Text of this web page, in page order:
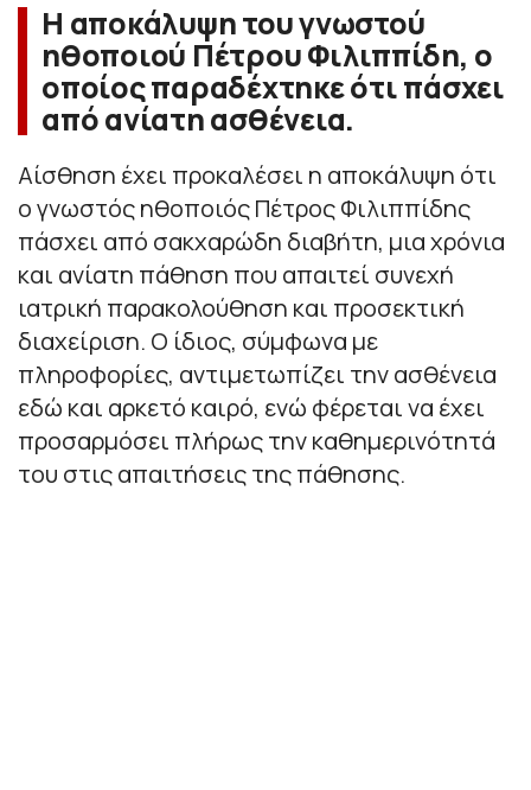
Η αποκάλυψη του γνωστού
ηθοποιού Πέτρου Φιλιππίδη, ο
οποίος παραδέχτηκε ότι πάσχει
από ανίατη ασθένεια.
Αίσθηση έχει προκαλέσει η αποκάλυψη ότι
ο γνωστός ηθοποιός Πέτρος Φιλιππίδης
πάσχει από σακχαρώδη διαβήτη, μια χρόνια
και ανίατη πάθηση που απαιτεί συνεχή
ιατρική παρακολούθηση και προσεκτική
διαχείριση. Ο ίδιος, σύμφωνα με
πληροφορίες, αντιμετωπίζει την ασθένεια
εδώ και αρκετό καιρό, ενώ φέρεται να έχει
προσαρμόσει πλήρως την καθημερινότητά
του στις απαιτήσεις της πάθησης.